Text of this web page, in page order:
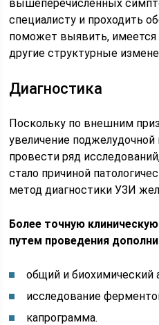
вышеперечисленных
специалисту и проходить
поможет выявить, имеется
другие структурные
Диaгнocтикa
Поскольку по внешним
увеличение
провести ряд
стало причиной
метод диагностики УЗИ
Более точную
путем проведения
общий и биохимический
исследование
капрограмма.